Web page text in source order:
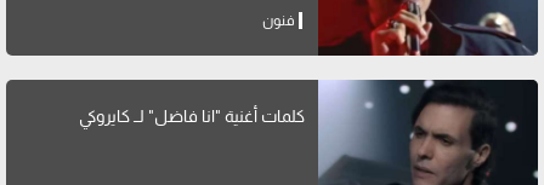
فنون
كلمات أغنية "انا فاضل" لــ كايروكي